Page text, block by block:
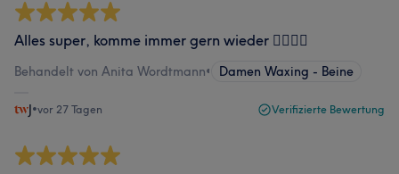
Alles super, komme immer gern wieder 👍🏻👍🏻
Behandelt von Anita Wordtmann• Damen Waxing - Beine
J•vor 27 Tagen Verifizierte Bewertung